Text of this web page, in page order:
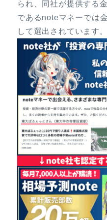
られ、同社が提供する
であるnoteマネーでは
して選出されています。